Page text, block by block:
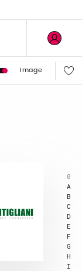
Image
0
A
B
C
D
E
F
G
H
I